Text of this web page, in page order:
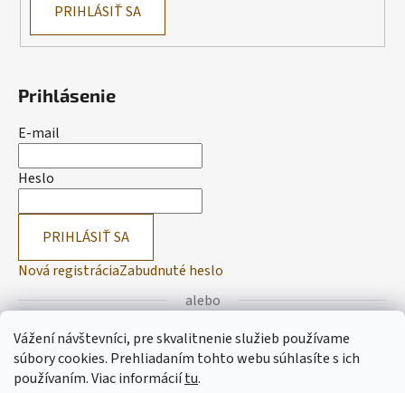
Vážení návštevníci, pre skvalitnenie služieb používame
súbory cookies. Prehliadaním tohto webu súhlasíte s ich
používaním.Viac informáciítu.
PRIHLÁSIŤ SA
Prihlásenie
E-mail
Heslo
PRIHLÁSIŤ SA
Nová registráciaZabudnuté heslo
alebo
Prihlásiť sa cez Facebook
Prihlásiť sa cez Google